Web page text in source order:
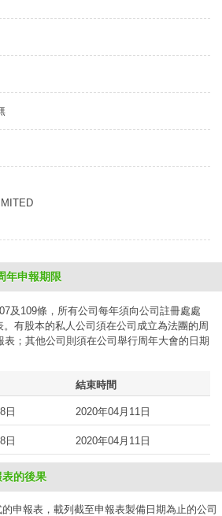
年申報期限
及109條，所有公司每年須向公司註冊處處
有股本的私人公司須在公司成立為法團的周
；其他公司則須在公司舉行周年大會的日期
結束時間
日 2020年04月11日
日 2020年04月11日
的後果
申報表，載列截至申報表製備日期為止的公司